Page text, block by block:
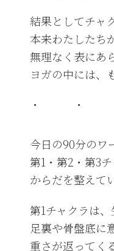
結果としてチャ
本来わたしたち
無理なく表にあ
ヨガの中には、
・ ・
今日の90分のワ
第1・第2・第3チ
からだを整えて
第1チャクラは
足裏や骨盤底に
重さが返ってく